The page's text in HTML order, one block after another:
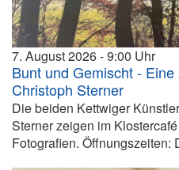
7. August 2026 9:00
Bunt und Gemischt -
Christoph Sterner
Die beiden Kettwiger
Sterner zeigen im
Fotografien. Öffnungszeiten: